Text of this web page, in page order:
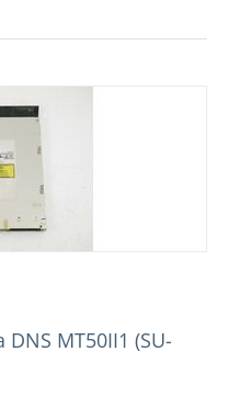
MT50II1 (SU-